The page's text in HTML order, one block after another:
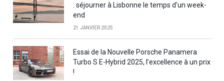
: séjourner à Lisbonne le temps d’un week-
end
21 JANVIER 2025
Essai de la Nouvelle Porsche Panamera
Turbo S E-Hybrid 2025, l’excellence à un prix
!